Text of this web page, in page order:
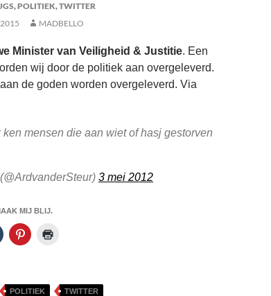
,POLITIEK,TWITTER
MADBELLO
Minister van Veiligheid & Justitie. Een
wij door de politiek aan overgeleverd.
de goden worden overgeleverd. Via
ken mensen die aan wiet of hasj gestorven
3 mei 2012
MIJ BLIJ.
POLITIEK TWITTER